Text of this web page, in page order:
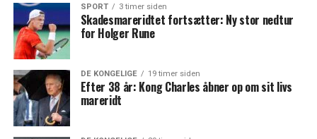
SPORT 3 timer siden
Skadesmareridtet fortsætter: Ny stor nedtur
for Holger Rune
DE KONGELIGE 19 timer siden
Efter 38 år: Kong Charles åbner op om sit livs
mareridt